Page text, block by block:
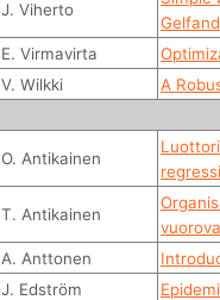
J. Viherto
E. Virmavirta
V. Wilkki
A
O. Antikainen
T. Antikainen
A. Anttonen
J. Edström